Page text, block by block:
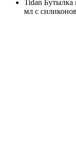
Tidan Бутылка
мл с